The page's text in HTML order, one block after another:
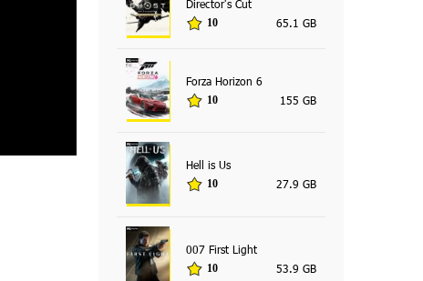
Director's Cut
10 65.1 GB
Forza Horizon 6
10 155 GB
Hell is Us
10 27.9 GB
007 First Light
10 53.9 GB